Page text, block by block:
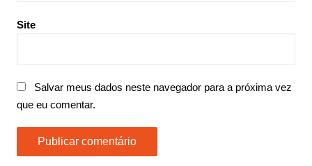
Site
Salvar meus dados neste navegador para a próxima vez
que eu comentar.